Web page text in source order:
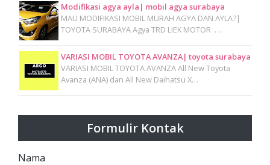
Modifikasi agya ayla| mobil agya surabaya
MAU MODIFIKASI MOBIL MURAH AGYA DAN AYLA?|
TOYOTA SURABAYA Agya TRD LIEK MOTOR …
VARIASI MOBIL TOYOTA AVANZA| toyota surabaya
VARIASI MOBIL TOYOTA AVANZA All New Toyota
Avanza (ANA) dan All New Daihatsu X…
Formulir Kontak
Nama